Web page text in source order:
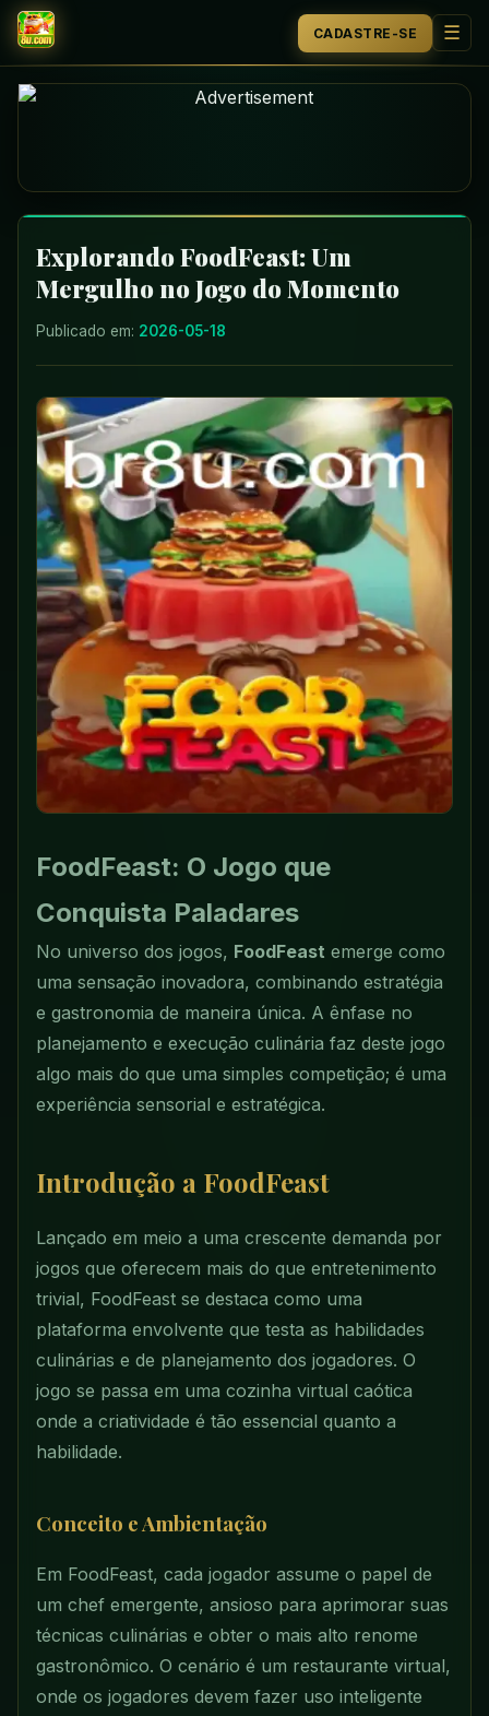
INÍCIO
PESCA
JOGOS DE BINGO
APOSTAS ESPORTIVAS
NOTÍCIAS DE FLASH
CADASTRE-SE ☰
Explorando FoodFeast: Um
Mergulho no Jogo do Momento
Publicado em: 2026-05-18
FoodFeast: O Jogo que
Conquista Paladares
No universo dos jogos, FoodFeast emerge como
uma sensação inovadora, combinando estratégia
e gastronomia de maneira única. A ênfase no
planejamento e execução culinária faz deste jogo
algo mais do que uma simples competição; é uma
experiência sensorial e estratégica.
Introdução a FoodFeast
Lançado em meio a uma crescente demanda por
jogos que oferecem mais do que entretenimento
trivial, FoodFeast se destaca como uma
plataforma envolvente que testa as habilidades
culinárias e de planejamento dos jogadores. O
jogo se passa em uma cozinha virtual caótica
onde a criatividade é tão essencial quanto a
habilidade.
Conceito e Ambientação
Em FoodFeast, cada jogador assume o papel de
um chef emergente, ansioso para aprimorar suas
técnicas culinárias e obter o mais alto renome
gastronômico. O cenário é um restaurante virtual,
onde os jogadores devem fazer uso inteligente